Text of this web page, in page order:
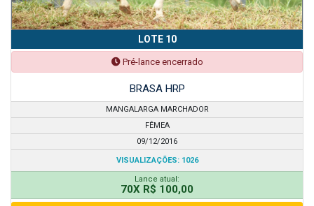
LOTE 10
Pré-lance encerrado
BRASA HRP
MANGALARGA MARCHADOR
FÊMEA
09/12/2016
VISUALIZAÇÕES: 1026
Lance atual:
70X R$ 100,00